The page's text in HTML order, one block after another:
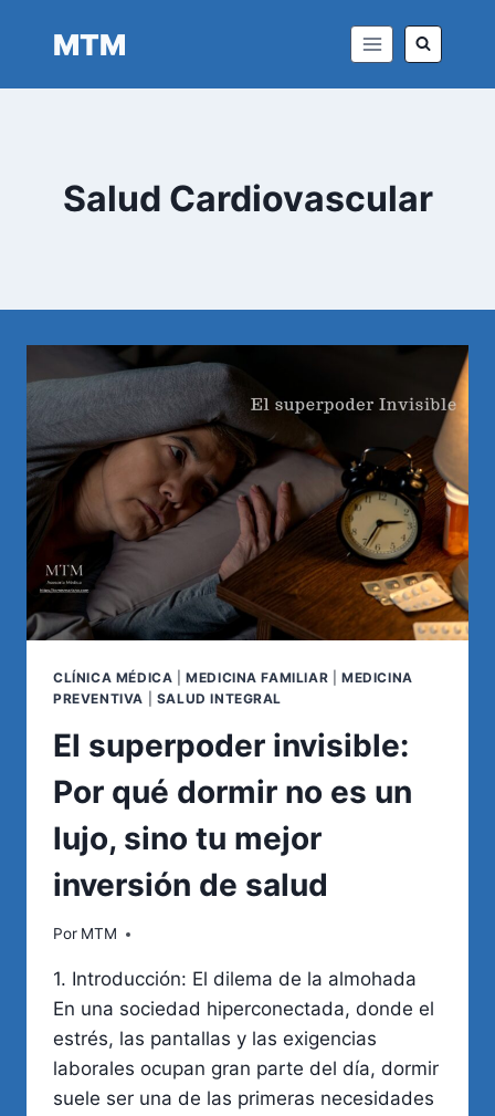
MTM
Salud Cardiovascular
CLÍNICA MÉDICA |MEDICINA FAMILIAR |MEDICINA
PREVENTIVA
SALUD INTEGRAL
El superpoder invisible:
Por qué dormir no es un
lujo, sino tu mejor
inversión de salud
Por MTM
1. Introducción: El dilema de la almohada
En una sociedad hiperconectada, donde el
estrés, las pantallas y las exigencias
laborales ocupan gran parte del día, dormir
suele ser una de las primeras necesidades